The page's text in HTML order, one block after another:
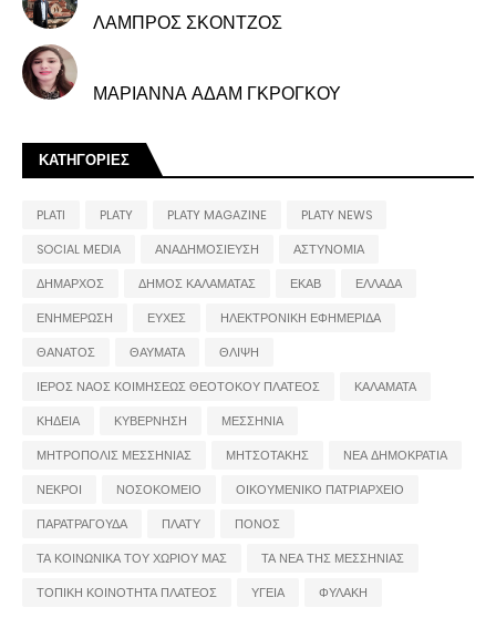
ΛΑΜΠΡΟΣ ΣΚΟΝΤΖΟΣ
ΜΑΡΙΑΝΝΑ ΑΔΑΜ ΓΚΡΟΓΚΟΥ
ΚΑΤΗΓΟΡΙΕΣ
PLATI PLATY PLATY MAGAZINE
PLATY NEWS
SOCIAL MEDIA
ΑΝΑΔΗΜΟΣΙΕΥΣΗ
ΑΣΤΥΝΟΜΙΑ
ΔΗΜΑΡΧΟΣ
ΔΗΜΟΣ ΚΑΛΑΜΑΤΑΣ ΕΚΑΒ
ΕΛΛΑΔΑ
ΕΝΗΜΕΡΩΣΗ
ΕΥΧΕΣ
ΗΛΕΚΤΡΟΝΙΚΗ ΕΦΗΜΕΡΙΔΑ
ΘΑΝΑΤΟΣ
ΘΑΥΜΑΤΑ
ΘΛΙΨΗ
ΙΕΡΟΣ ΝΑΟΣ ΚΟΙΜΗΣΕΩΣ ΘΕΟΤΟΚΟΥ ΠΛΑΤΕΟΣ
ΚΑΛΑΜΑΤΑ
ΚΗΔΕΙΑ
ΚΥΒΕΡΝΗΣΗ
ΜΕΣΣΗΝΙΑ
ΜΗΤΡΟΠΟΛΙΣ ΜΕΣΣΗΝΙΑΣ
ΜΗΤΣΟΤΑΚΗΣ
ΝΕΑ ΔΗΜΟΚΡΑΤΙΑ
ΝΕΚΡΟΙ
ΝΟΣΟΚΟΜΕΙΟ
ΟΙΚΟΥΜΕΝΙΚΟ ΠΑΤΡΙΑΡΧΕΙΟ
ΠΑΡΑΤΡΑΓΟΥΔΑ
ΠΛΑΤΥ
ΠΟΝΟΣ
ΤΑ ΚΟΙΝΩΝΙΚΑ ΤΟΥ ΧΩΡΙΟΥ ΜΑΣ
ΤΑ ΝΕΑ ΤΗΣ ΜΕΣΣΗΝΙΑΣ
ΤΟΠΙΚΗ ΚΟΙΝΟΤΗΤΑ ΠΛΑΤΕΟΣ
ΥΓΕΙΑ ΦΥΛΑΚΗ